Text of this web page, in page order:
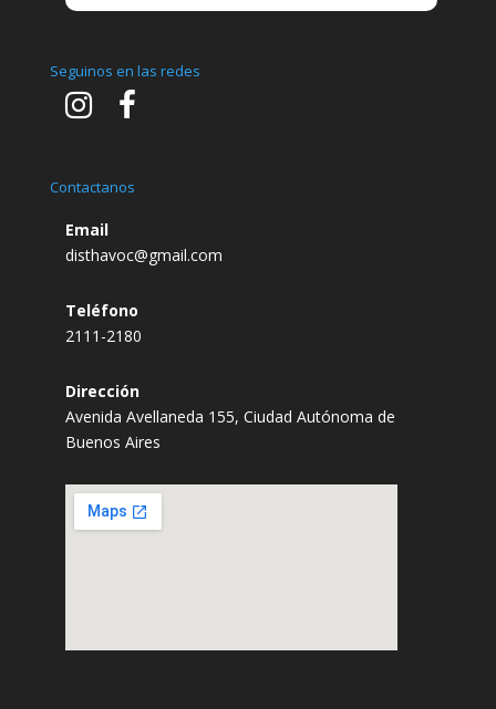
Seguinos en las redes
Contactanos
Email
disthavoc@gmail.com
Teléfono
2111-2180
Dirección
Avenida Avellaneda 155, Ciudad Autónoma de
Buenos Aires